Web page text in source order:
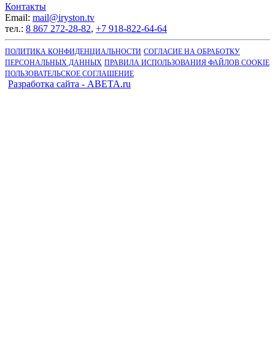
Контакты
Email: mail@iryston.tv
тел.: 8 867 272-28-82, +7 918-822-64-64
ПОЛИТИКА КОНФИДЕНЦИАЛЬНОСТИ СОГЛАСИЕ НА ОБРАБОТКУ
ПЕРСОНАЛЬНЫХ ДАННЫХ ПРАВИЛА ИСПОЛЬЗОВАНИЯ ФАЙЛОВ COOKIE
ПОЛЬЗОВАТЕЛЬСКОЕ СОГЛАШЕНИЕ
Разработка сайта - ABETA.ru